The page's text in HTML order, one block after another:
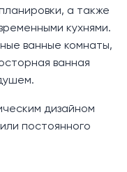
а также
кухнями.
ванные комнаты,
ванная
дизайном
постоянного